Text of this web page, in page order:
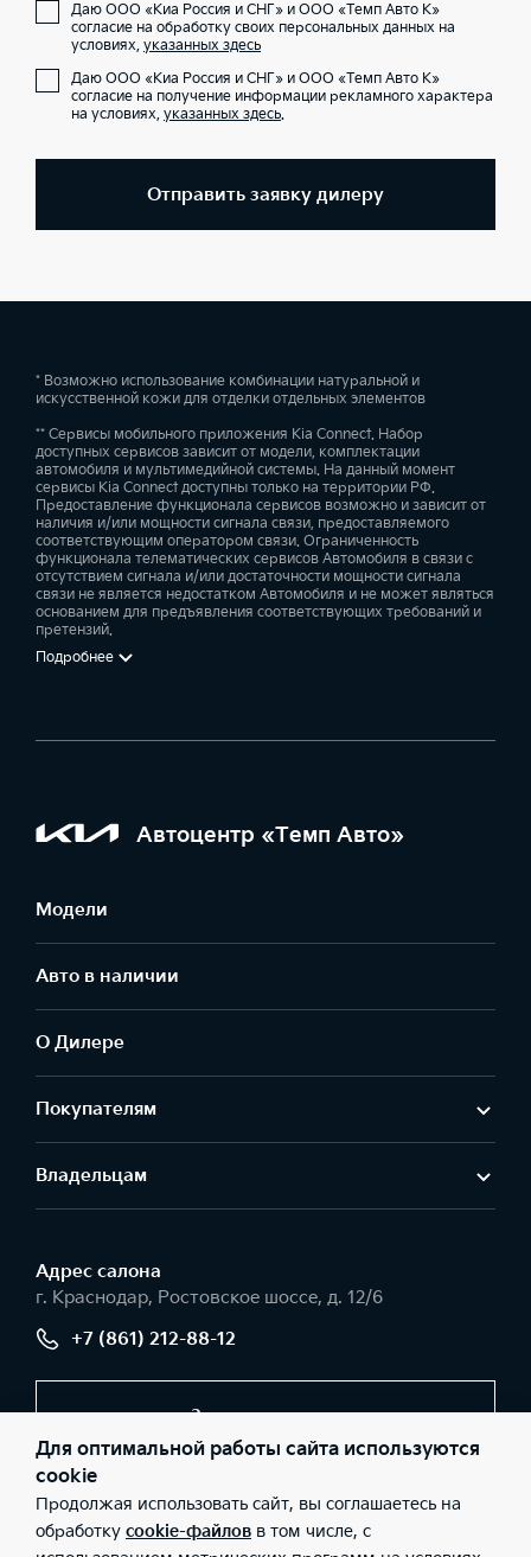
Даю ООО «Киа Россия и СНГ» и ООО «Темп Авто К»
согласие на обработку своих персональных данных на
условиях, указанных здесь
Даю ООО «Киа Россия и СНГ» и ООО «Темп Авто К»
согласие на получение информации рекламного характера
на условиях, указанных здесь.
Отправить заявку дилеру
* Возможно использование комбинации натуральной и
искусственной кожи для отделки отдельных элементов
** Сервисы мобильного приложения Kia Connect. Набор
доступных сервисов зависит от модели, комплектации
автомобиля и мультимедийной системы. На данный момент
сервисы Kia Connect доступны только на территории РФ.
Предоставление функционала сервисов возможно и зависит от
наличия и/или мощности сигнала связи, предоставляемого
соответствующим оператором связи. Ограниченность
функционала телематических сервисов Автомобиля в связи с
отсутствием сигнала и/или достаточности мощности сигнала
связи не является недостатком Автомобиля и не может являться
основанием для предъявления соответствующих требований и
претензий.
Подробнее
Автоцентр «Темп Авто»
Модели
Авто в наличии
О Дилере
Покупателям
Владельцам
Адрес салонa
г. Краснодар, Ростовское шоссе, д. 12/6
+7 (861) 212-88-12
Заказать звонок
© 2026 Юридические лица ООО «Темп Авто К» (Фактический
адрес: г. Краснодар, Ростовское шоссе, д. 12/6; Телефон: +7 (861)
212-88-12; ИНН: 2311052326; ОГРН: 1022301818274), ООО «Киа
Для оптимальной работы сайта используются
cookie
Продолжая использовать сайт, вы соглашаетесь на
обработку cookie-файлов в том числе, с